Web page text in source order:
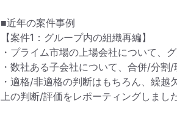
■近年の案件事例
【案件1：グループ内の組織再編】
・プライム市場の上場会社について、
・数社ある子会社について、合併/分割
・適格/非適格の判断はもちろん、繰
上の判断/評価をレポーティングしました